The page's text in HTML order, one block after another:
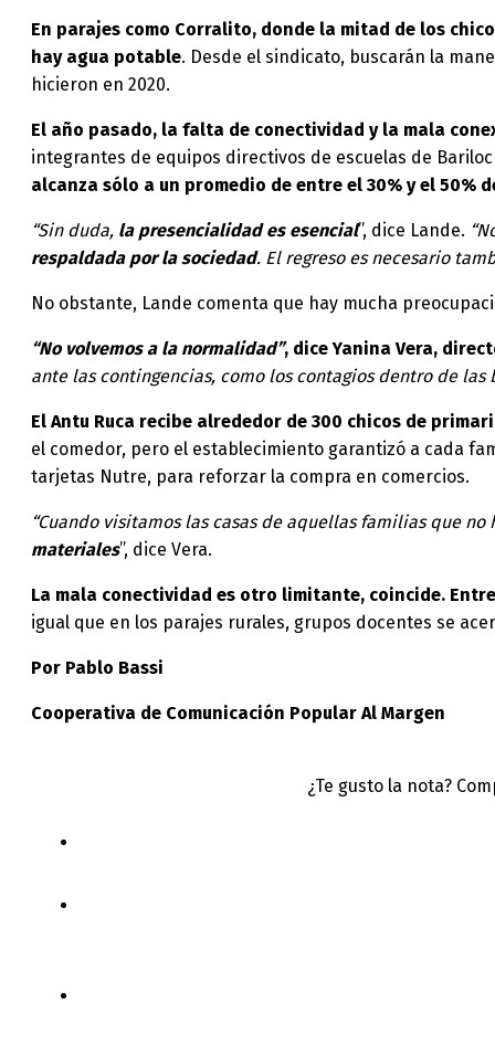
En parajes como Corralito, donde la mitad de los
hay agua potable. Desde el sindicato, buscarán la
hicieron en 2020.
El año pasado, la falta de conectividad y la mala
integrantes de equipos directivos de escuelas de
alcanza sólo a un promedio de entre el 30% y el 50%
“Sin duda, la presencialidad es esencial”, dice Lande.
respaldada por la sociedad. El regreso es necesario
No obstante, Lande comenta que hay mucha
“No volvemos a la normalidad”, dice Yanina Vera,
ante las contingencias, como los contagios dentro de las
El Antu Ruca recibe alrededor de 300 chicos de
el comedor, pero el establecimiento garantizó a cada
tarjetas Nutre, para reforzar la compra en comercios.
“Cuando visitamos las casas de aquellas familias que
materiales”, dice Vera.
La mala conectividad es otro limitante, coincide.
igual que en los parajes rurales, grupos docentes se
Por Pablo Bassi
Cooperativa de Comunicación Popular Al Margen
¿Te gusto la nota?